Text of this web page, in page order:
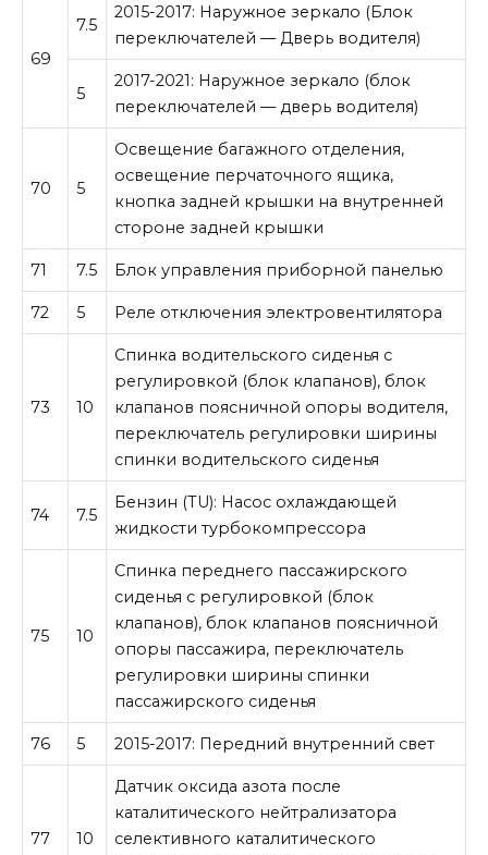
69
7.5
2015-2017: Наружное зеркало (Блок
переключателей — Дверь водителя)
5
2017-2021: Наружное зеркало (блок
переключателей — дверь водителя)
70 5
Освещение багажного отделения,
освещение перчаточного ящика,
кнопка задней крышки на внутренней
стороне задней крышки
71 7.5 Блок управления приборной панелью
72 5 Реле отключения электровентилятора
73 10
Спинка водительского сиденья с
регулировкой (блок клапанов), блок
клапанов поясничной опоры водителя,
переключатель регулировки ширины
спинки водительского сиденья
74 7.5
Бензин (TU): Насос охлаждающей
жидкости турбокомпрессора
75 10
Спинка переднего пассажирского
сиденья с регулировкой (блок
клапанов), блок клапанов поясничной
опоры пассажира, переключатель
регулировки ширины спинки
пассажирского сиденья
76 5 2015-2017: Передний внутренний свет
77 10
Датчик оксида азота после
каталитического нейтрализатора
селективного каталитического